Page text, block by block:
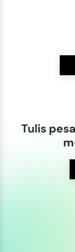
Tulis